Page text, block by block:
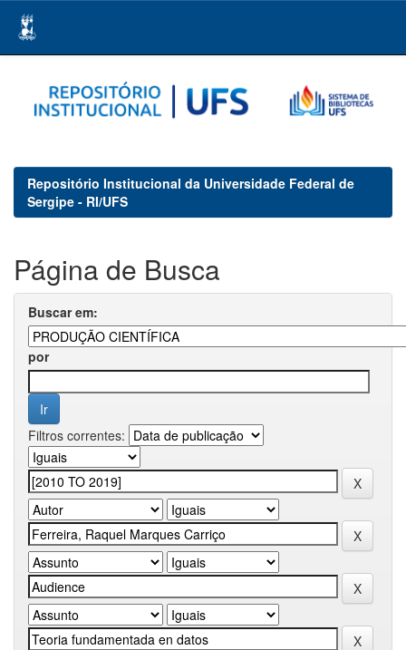
navigation
Repositório Institucional da Universidade Federal de
Sergipe - RI/UFS
Página de Busca
Buscar em:
por
Filtros correntes: